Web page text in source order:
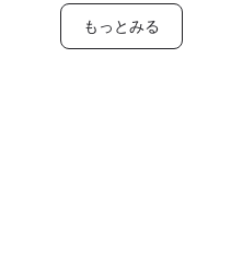
もっとみる